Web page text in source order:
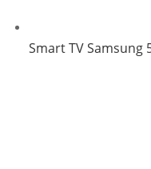
Smart TV Samsung